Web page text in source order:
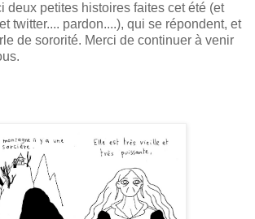
deux petites histoires faites cet été (et
twitter.... pardon....), qui se répondent, et
de sororité. Merci de continuer à venir